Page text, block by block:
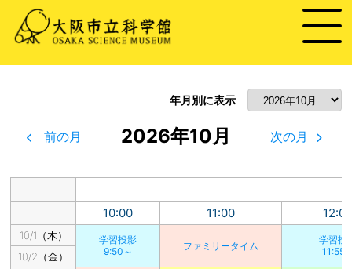
年月別に表示
前の月 2026年10月 次の月
10:00 11:00
10/1（木）
学習投影
9:50～
ファミリータイム
学習投
11:55
10/2（金）